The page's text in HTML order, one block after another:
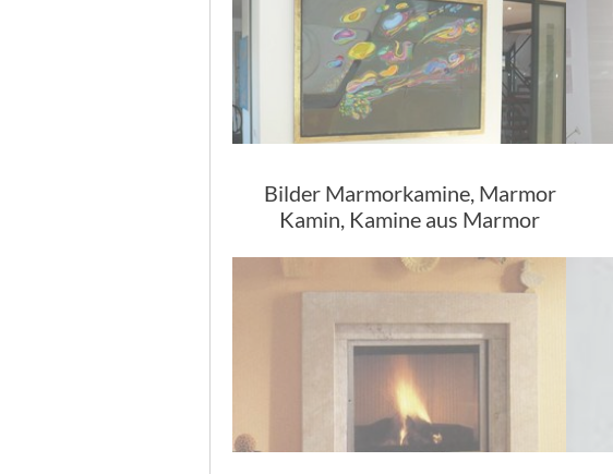
Bilder Marmorkamine, Marmor
Kamin, Kamine aus Marmor